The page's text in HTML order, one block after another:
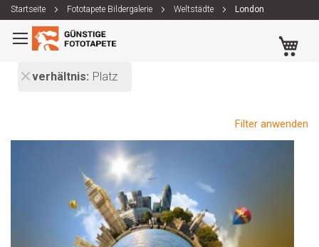
Startseite Fototapete Bildergalerie Weltstädte London
Zum
Inhalt
springen
verhältnis Platz
Filter anwenden